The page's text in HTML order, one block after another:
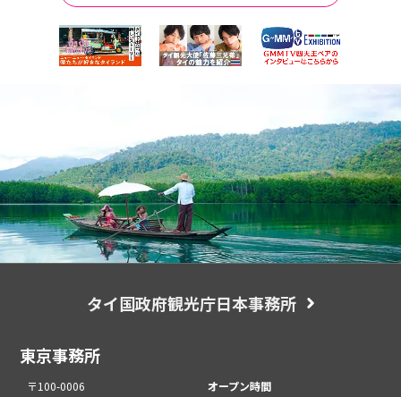
タイ国政府観光庁日本事務所
東京事務所
〒100-0006
オープン時間